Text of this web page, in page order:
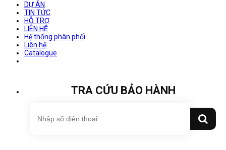
DỰ ÁN
TIN TỨC
HỖ TRỢ
LIÊN HỆ
Hệ thống phân phối
Liên hệ
Catalogue
TRA CỨU BẢO HÀNH